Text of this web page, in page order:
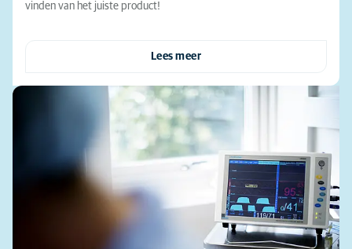
vinden van het juiste product!
Lees meer